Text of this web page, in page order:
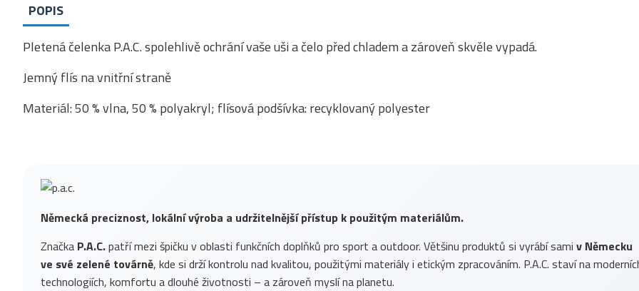
Německá preciznost, lokální výroba a udržitelnější přístup k použitým materiálům.
Značka P.A.C.patří mezi špičku v oblasti funkčních doplňků pro sport a outdoor. Většinu produktů si vyrábí sami v Německu
ve své zelené továrně, kde si drží kontrolu nad kvalitou, použitými materiály i etickým zpracováním. P.A.C. staví na
technologiích, komfortu a dlouhé životnosti – a zároveň myslí na planetu.
POPIS
Pletená čelenka P.A.C. spolehlivě ochrání vaše uši a čelo před chladem a zároveň skvěle vypadá.
Jemný flís na vnitřní straně
Materiál: 50 % vlna, 50 % polyakryl; flísová podšívka: recyklovaný polyester